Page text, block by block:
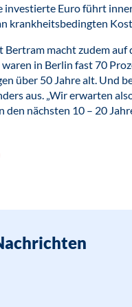
investierte Euro führt
krankheitsbedingten
Bertram macht zudem
in Berlin fast 70
über 50 Jahre alt. Und
aus. „Wir erwarten
nächsten 10 – 20